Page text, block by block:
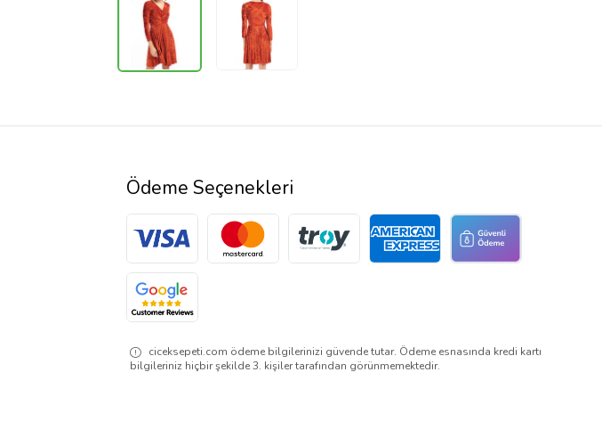
Ödeme Seçenekleri
ciceksepeti.com ödeme bilgilerinizi güvende tutar. Ödeme esnasında kredi kartı
bilgileriniz hiçbir şekilde 3. kişiler tarafından görünmemektedir.